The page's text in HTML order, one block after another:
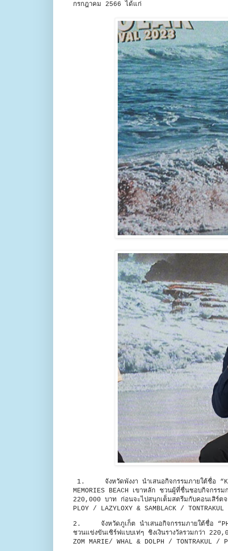
กรกฎาคม 2566 ได้แก่
1. จังหวัดพังงา นำเสนอกิจกรรมภายใต้ชื่อ
MEMORIES BEACH เขาหลัก ชวนผู้ที่ชื่นชอบกิจกร
220,000 บาท ก่อนจะไปสนุกเต็มสตรีมกับคอนเสิร์ตจ
PLOY / LAZYLOXY & SAMBLACK /
2. จังหวัดภูเก็ต นำเสนอกิจกรรมภายใต้ชื่อ
ชวนแข่งขันเซิร์ฟแบบเท่ๆ ชิงเงินรางวัลรวมกว่า
ZOM MARIE/ WHAL & DOLPH / TONTRAKUL